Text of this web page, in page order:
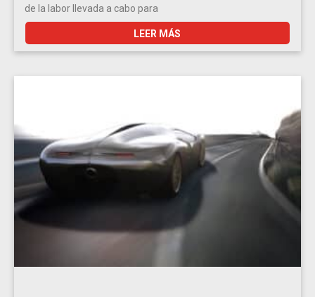
de la labor llevada a cabo para
LEER MÁS